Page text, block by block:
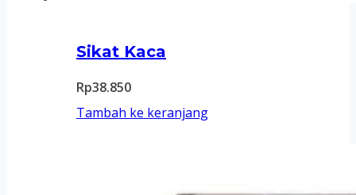
Sikat Kaca
Rp38.850
Tambah ke keranjang